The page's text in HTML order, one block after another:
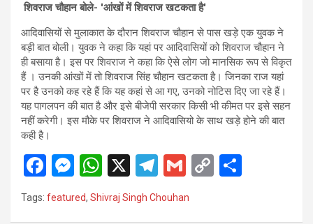
शिवराज चौहान बोले- 'आंखों में शिवराज खटकता है'
आदिवासियों से मुलाकात के दौरान शिवराज चौहान से पास खड़े एक युवक ने
बड़ी बात बोली। युवक ने कहा कि यहां पर आदिवासियों को शिवराज चौहान ने
ही बसाया है। इस पर शिवराज ने कहा कि ऐसे लोग जो मानसिक रूप से विकृत
हैं । उनकी आंखों में तो शिवराज सिंह चौहान खटकता है। जिनका राज यहां
पर है उनको कह रहे हैं कि यह कहां से आ गए, उनको नोटिस दिए जा रहे हैं।
यह पागलपन की बात है और इसे बीजेपी सरकार किसी भी कीमत पर इसे सहन
नहीं करेगी। इस मौके पर शिवराज ने आदिवासियो के साथ खड़े होने की बात
कही है।
F
a
ce
M
es
se
W
h
at
X
T
el
e
G
ail
C
Tags: featured, Shivraj Singh Chouhan